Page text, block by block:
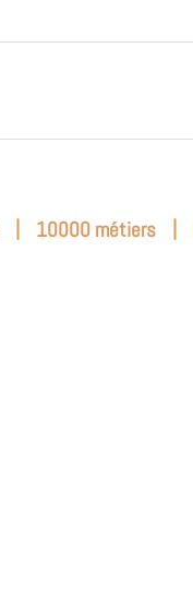
| 10000 métiers |